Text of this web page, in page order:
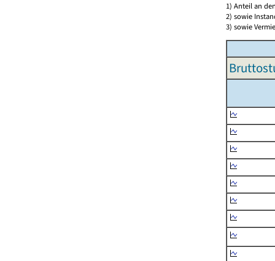
1) Anteil an
2) sowie
3) sowie